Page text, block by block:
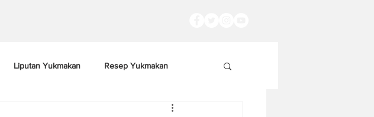
Liputan Yukmakan Resep Yukmakan